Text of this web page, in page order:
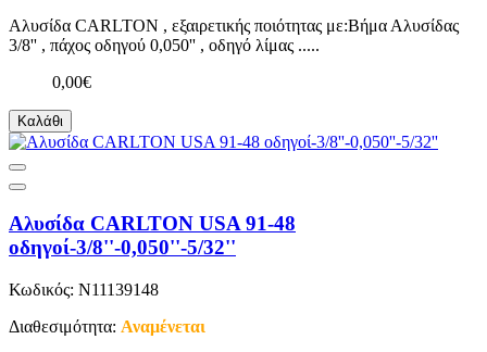
Αλυσίδα CARLTON , εξαιρετικής ποιότητας με:Βήμα Αλυσίδας
3/8'' , πάχος οδηγού 0,050'' , οδηγό λίμας .....
0,00€
Καλάθι
Αλυσίδα CARLTON USA 91-48
οδηγοί-3/8''-0,050''-5/32''
Κωδικός: N11139148
Διαθεσιμότητα: Αναμένεται